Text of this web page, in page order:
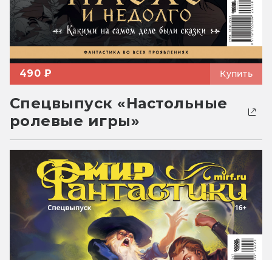
490 ₽ Купить
Спецвыпуск «Настольные
ролевые игры»